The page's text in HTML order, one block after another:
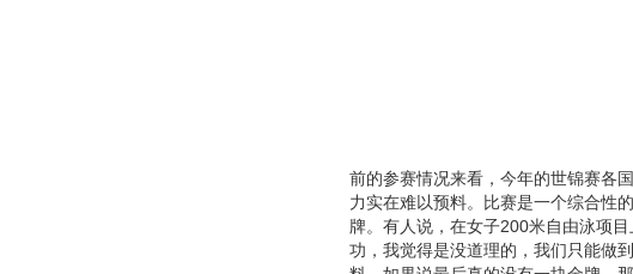
前的参赛情况来看，今年的世锦赛各
力实在难以预料。比赛是一个综合性
牌。有人说，在女子200米自由泳项
功，我觉得是没道理的，我们只能做